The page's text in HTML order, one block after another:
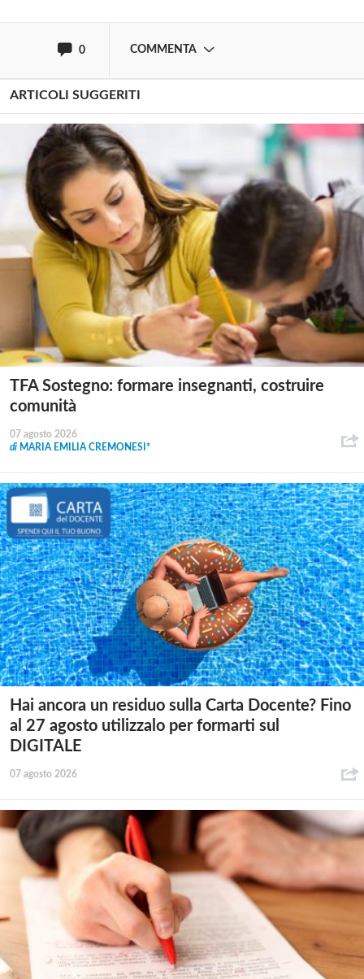
0 COMMENTA
ARTICOLI SUGGERITI
TFA Sostegno: formare insegnanti, costruire
comunità
07 agosto 2026
di MARIA EMILIA CREMONESI*
Hai ancora un residuo sulla Carta Docente? Fino
al 27 agosto utilizzalo per formarti sul
DIGITALE
07 agosto 2026